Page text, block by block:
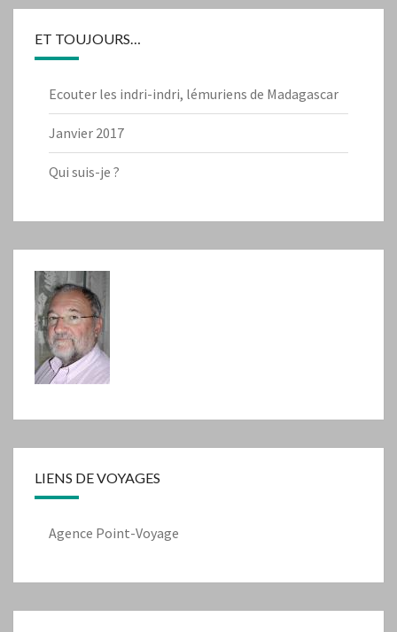
ET TOUJOURS…
Ecouter les indri-indri, lémuriens de Madagascar
Janvier 2017
Qui suis-je ?
LIENS DE VOYAGES
Agence Point-Voyage